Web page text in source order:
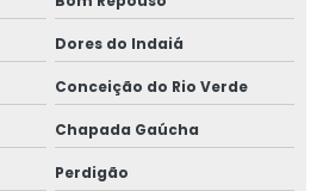
de alimentos
programa 5s
Dores do Indaiá
Conceição do Rio Verde
Chapada Gaúcha
Perdigão